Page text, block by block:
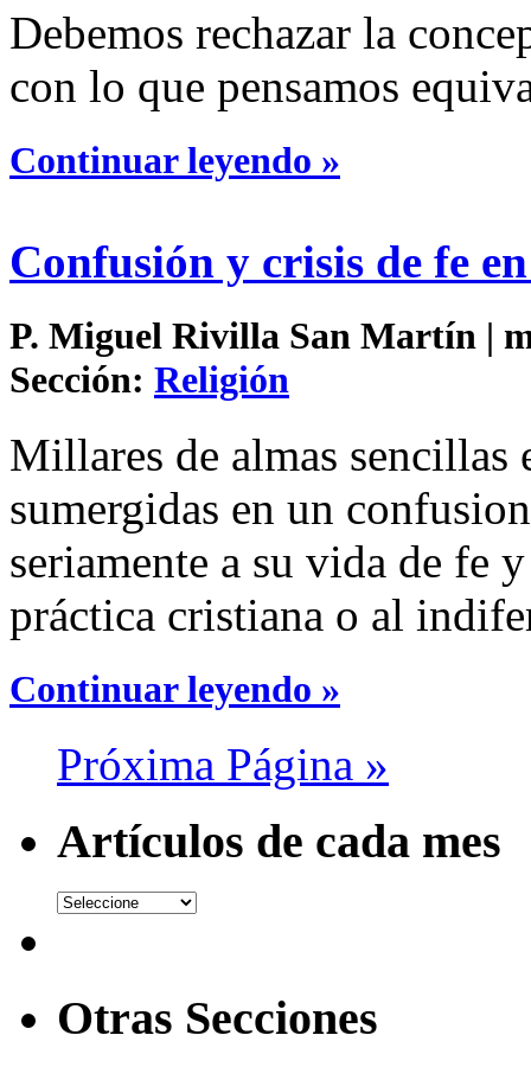
Debemos rechazar la
con lo que pensamos
Continuar leyendo »
Confusión y crisis de fe
P. Miguel Rivilla San Martín |
Sección: Religión
Millares de almas sencillas
sumergidas en un
seriamente a su vida de fe
práctica cristiana o al
Continuar leyendo »
Próxima Página »
Artículos de cada mes
Otras Secciones